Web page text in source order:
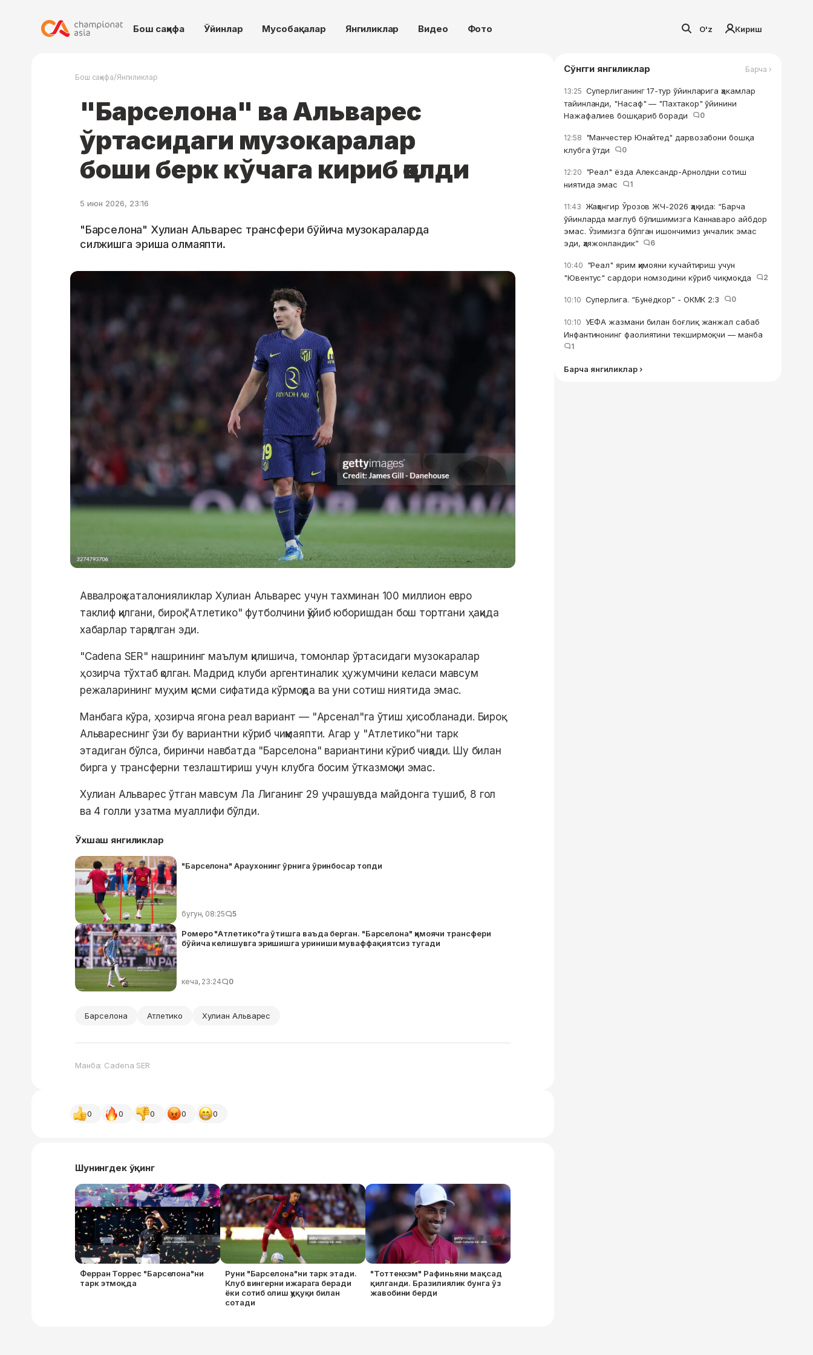
Бош саҳифа Ўйинлар Мусобақалар Янгиликлар Видео Фото O'z Кириш
Бош саҳифа/Янгиликлар
"Барселона" ва Альварес
ўртасидаги музокаралар
боши берк кўчага кириб қолди
5 июн 2026, 23:16
"Барселона" Хулиан Альварес трансфери бўйича музокараларда
силжишга эриша олмаяпти.
Аввалроқ каталонияликлар Хулиан Альварес учун тахминан 100 миллион евро
таклиф қилгани, бироқ "Атлетико" футболчини қўйиб юборишдан бош тортгани ҳақида
хабарлар тарқалган эди.
"Cadena SER" нашрининг маълум қилишича, томонлар ўртасидаги музокаралар
ҳозирча тўхтаб қолган. Мадрид клуби аргентиналик ҳужумчини келаси мавсум
режаларининг муҳим қисми сифатида кўрмоқда ва уни сотиш ниятида эмас.
Манбага кўра, ҳозирча ягона реал вариант — "Арсенал"га ўтиш ҳисобланади. Бироқ
Альвареснинг ўзи бу вариантни кўриб чиқмаяпти. Агар у "Атлетико"ни тарк
этадиган бўлса, биринчи навбатда "Барселона" вариантини кўриб чиқади. Шу билан
бирга у трансферни тезлаштириш учун клубга босим ўтказмоқчи эмас.
Хулиан Альварес ўтган мавсум Ла Лиганинг 29 учрашувда майдонга тушиб, 8 гол
ва 4 голли узатма муаллифи бўлди.
Ўхшаш янгиликлар
"Барселона" Араухонинг ўрнига ўринбосар топди
бугун, 08:25 5
Ромеро "Атлетико"га ўтишга ваъда берган. "Барселона" ҳимоячи трансфери
бўйича келишувга эришишга уриниши муваффақиятсиз тугади
кеча, 23:24 0
Барселона Атлетико Хулиан Альварес
Манба: Cadena SER
0 0 0 0 0
Шунингдек ўқинг
Ферран Торрес "Барселона"ни
тарк этмоқда
Руни "Барселона"ни тарк этади.
Клуб вингерни ижарага беради
ёки сотиб олиш ҳуқуқи билан
сотади
"Тоттенхэм" Рафиньяни мақсад
қилганди. Бразилиялик бунга ўз
жавобини берди
Сўнгги янгиликлар Барча ›
13:25 Суперлиганинг 17-тур ўйинларига ҳакамлар
тайинланди, "Насаф" — "Пахтакор" ўйинини
Нажафалиев бошқариб боради
0
12:58 "Манчестер Юнайтед" дарвозабони бошқа
клубга ўтди
0
12:20 "Реал" ёзда Александр-Арнолдни сотиш
ниятида эмас
1
11:43 Жаҳонгир Ўрозов ЖЧ-2026 ҳақида: “Барча
ўйинларда мағлуб бўлишимизга Каннаваро айбдор
эмас. Ўзимизга бўлган ишончимиз унчалик эмас
эди, ҳаяжонландик”
6
10:40 "Реал" ярим ҳимояни кучайтириш учун
"Ювентус" сардори номзодини кўриб чиқмоқда
2
10:10 Суперлига. “Бунёдкор” - ОКМК 2:3 0
10:10 УЕФА жазмани билан боғлиқ жанжал сабаб
Инфантинонинг фаолиятини текширмоқчи — манба
1
Барча янгиликлар ›